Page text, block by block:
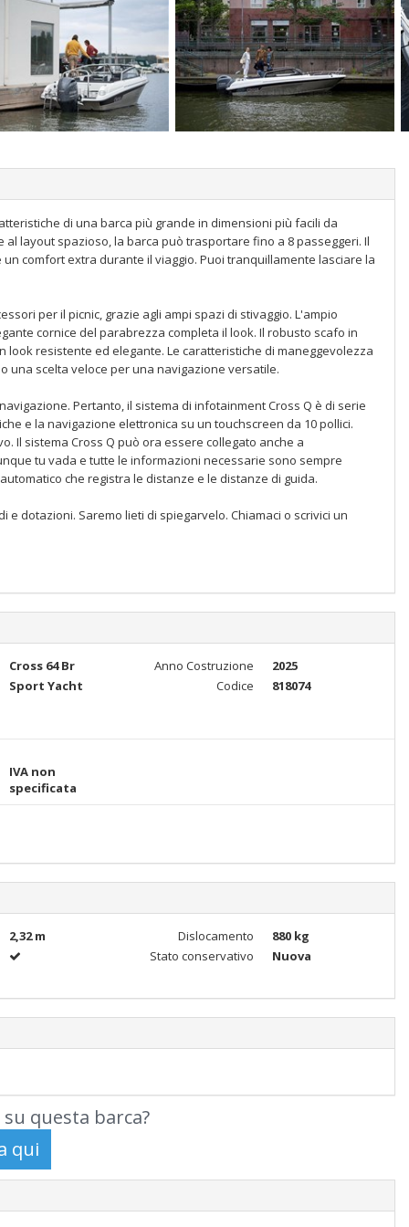
di una barca più grande in dimensioni più facili da
layout spazioso, la barca può trasportare fino a 8 passeggeri. Il
comfort extra durante il viaggio. Puoi tranquillamente lasciare la
per il picnic, grazie agli ampi spazi di stivaggio. L'ampio
cornice del parabrezza completa il look. Il robusto scafo in
resistente ed elegante. Le caratteristiche di maneggevolezza
una scelta veloce per una navigazione versatile.
Pertanto, il sistema di infotainment Cross Q è di serie
e la navigazione elettronica su un touchscreen da 10 pollici.
Il sistema Cross Q può ora essere collegato anche a
tu vada e tutte le informazioni necessarie sono sempre
che registra le distanze e le distanze di guida.
e dotazioni. Saremo lieti di spiegarvelo. Chiamaci o scrivici un
Cross 64 Br Anno Costruzione
2025
Sport Yacht
Codice 818074
IVA non
specificata
2,32 m Dislocamento
880 kg
Stato conservativo
Nuova
questa barca?